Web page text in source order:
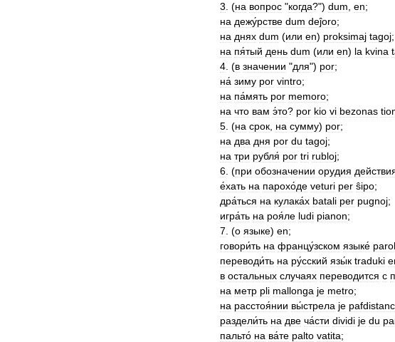
3 . (на вопрос "когда?") dum en;
на дежу́рстве dum deĵoro;
на днях dum (или en) proksimaj tagoj;
на пя́тый день dum (или en) la kvina
4 . (в значении "для") por;
на́ зиму por vintro;
на па́мять por memoro;
на что вам э́то? por kio vi bezonas
5 . (на срок на сумму) por;
на два дня por du tagoj;
на три рубля́ por tri rubloj;
6 . (при обозначении орудия
е́хать на парохо́де veturi per ŝipo;
дра́ться на кулака́х batali per pugnoj;
игра́ть на роя́ле ludi pianon;
7 . (о языке) en;
говори́ть на францу́зском языке́
переводи́ть на ру́сский язы́к traduki
в остальных случаях переводится с
на метр pli mallonga je metro;
на расстоя́нии вы́стрела je
раздели́ть на две ча́сти dividi je du
пальто́ на ва́те palto vatita;